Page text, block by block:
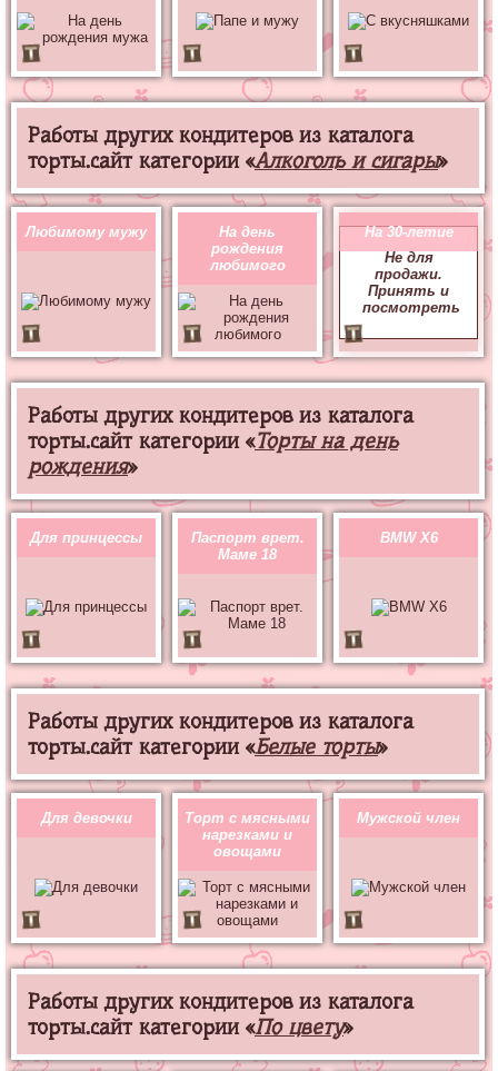
Работы других кондитеров из каталога
торты.сайт категории «Алкоголь и сигары»
Любимому мужу
На день
рождения
любимого
На 30-летие
Не для
продажи.
Принять и
посмотреть
Работы других кондитеров из каталога
торты.сайт категории «Торты на день
рождения»
Для принцессы
Паспорт врет.
Маме 18
BMW X6
Работы других кондитеров из каталога
торты.сайт категории «Белые торты»
Для девочки
Торт с мясными
нарезками и
овощами
Мужской член
Работы других кондитеров из каталога
торты.сайт категории «По цвету»